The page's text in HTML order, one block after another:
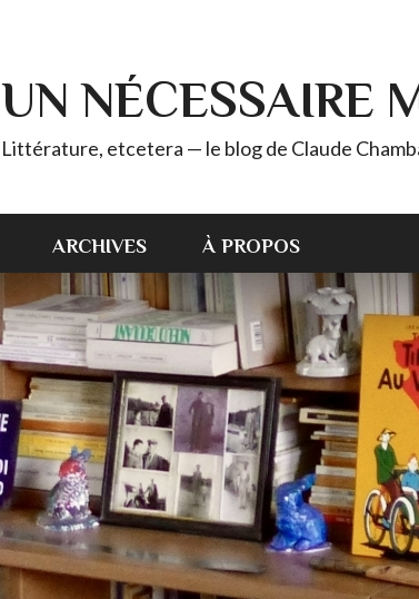
UN NÉCESSAIRE
Littérature, etcetera — le blog de Claude
ARCHIVES À PROPOS